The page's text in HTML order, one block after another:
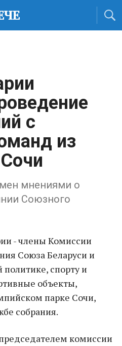
с
из
мнениями о
Союзного
- члены Комиссии
Союза Беларуси и
спорту и
объекты,
парке Сочи,
собрания.
комиссии